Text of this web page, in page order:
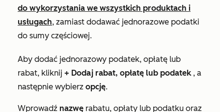
do wykorzystania we wszystkich produktach i
usługach, zamiast dodawać jednorazowe podatki
do sumy częściowej.
Aby dodać jednorazowy podatek, opłatę lub
rabat, kliknij + Dodaj rabat, opłatę lub podatek, a
następnie wybierz opcję.
Wprowadź nazwę rabatu, opłaty lub podatku oraz